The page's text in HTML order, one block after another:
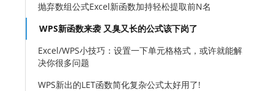
抛弃数组公式Excel新函数加持轻松提取前N名
WPS新函数来袭 又臭又长的公式该下岗了
Excel/WPS小技巧：设置一下单元格格式，或许就能解
决你很多问题
WPS新出的LET函数简化复杂公式太好用了!